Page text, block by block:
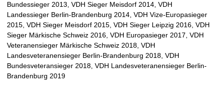
Bundessieger 2013, VDH Sieger Meisdorf 2014, VDH
Landessieger Berlin-Brandenburg 2014, VDH Vize-Europasieger
2015, VDH Sieger Meisdorf 2015, VDH Sieger Leipzig 2016, VDH
Sieger Märkische Schweiz 2016, VDH Europasieger 2017, VDH
Veteranensieger Märkische Schweiz 2018, VDH
Landesveteranensieger Berlin-Brandenburg 2018, VDH
Bundesveteransieger 2018, VDH Landesveteranensieger Berlin-
Brandenburg 2019